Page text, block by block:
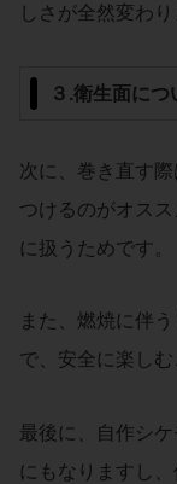
しさが全然変わり
３.衛生面につ
次に、巻き直す
つけるのがオス
に扱うためです。
また、燃焼に伴
で、安全に楽しむ
最後に、自作シ
にもなりますし